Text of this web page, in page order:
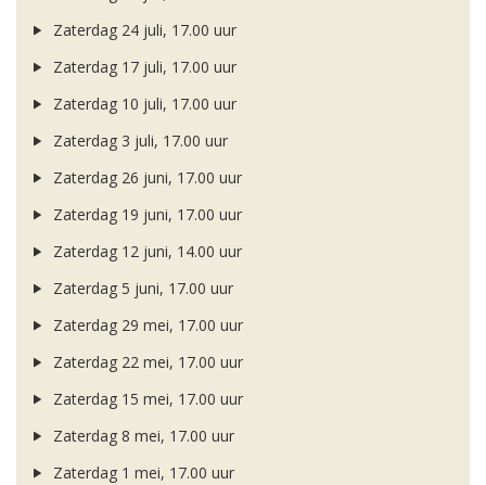
Zaterdag 24 juli, 17.00 uur
Zaterdag 17 juli, 17.00 uur
Zaterdag 10 juli, 17.00 uur
Zaterdag 3 juli, 17.00 uur
Zaterdag 26 juni, 17.00 uur
Zaterdag 19 juni, 17.00 uur
Zaterdag 12 juni, 14.00 uur
Zaterdag 5 juni, 17.00 uur
Zaterdag 29 mei, 17.00 uur
Zaterdag 22 mei, 17.00 uur
Zaterdag 15 mei, 17.00 uur
Zaterdag 8 mei, 17.00 uur
Zaterdag 1 mei, 17.00 uur